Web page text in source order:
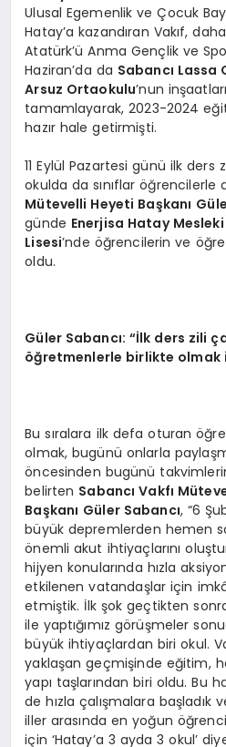
Ulusal Egemenlik ve Çocuk
Hatay’a kazandıran Vakıf,
Atatürk’ü Anma Gençlik ve
Haziran’da da Sabancı Lassa
Arsuz Ortaokulu’nun
tamamlayarak, 2023-2024
hazır hale getirmişti.
11 Eylül Pazartesi günü ilk ders
okulda da sınıflar öğrencilerle
Mütevelli Heyeti Başkanı
günde Enerjisa Hatay
Lisesi’nde öğrencilerin ve
oldu.
Güler Sabancı: “İlk ders zili
öğretmenlerle birlikte olmak
Bu sıralara ilk defa oturan
olmak, bugünü onlarla
öncesinden bugünü
belirten Sabancı Vakfı
Başkanı Güler Sabancı, “6
büyük depremlerden hemen
önemli akut ihtiyaçlarını
hijyen konularında hızla
etkilenen vatandaşlar için
etmiştik. İlk şok geçtikten
ile yaptığımız görüşmeler
büyük ihtiyaçlardan biri okul.
yaklaşan geçmişinde eğitim,
yapı taşlarından biri oldu. Bu
de hızla çalışmalara
iller arasında en yoğun
için ‘Hatay’a 3 ayda 3 okul’